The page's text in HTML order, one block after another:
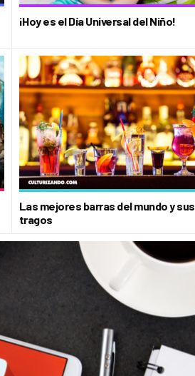
¡Hoy es el Día Universal del Niño!
Las mejores barras del mundo y sus
tragos